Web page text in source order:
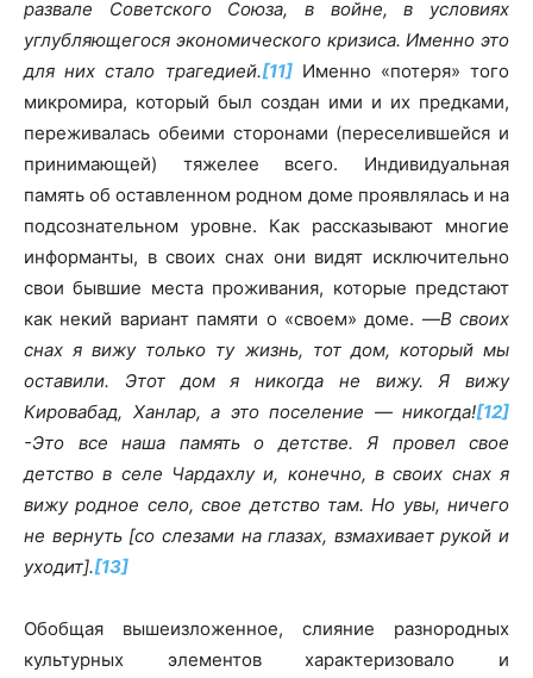
развале Советского Союза, в войне, в условиях
углубляющегося экономического кризиса. Именно это
для них стало трагедией.[11] Именно «потеря» того
микромира, который был создан ими и их предками,
переживалась обеими сторонами (переселившейся и
принимающей) тяжелее всего. Индивидуальная
память об оставленном родном доме проявлялась и на
подсознательном уровне. Как рассказывают многие
информанты, в своих снах они видят исключительно
свои бывшие места проживания, которые предстают
как некий вариант памяти о «своем» доме. —В своих
снах я вижу только ту жизнь, тот дом, который мы
оставили. Этот дом я никогда не вижу. Я вижу
Кировабад, Ханлар, а это поселение — никогда![12]
-Это все наша память о детстве. Я провел свое
детство в селе Чардахлу и, конечно, в своих снах я
вижу родное село, свое детство там. Но увы, ничего
не вернуть [со слезами на глазах, взмахивает рукой и
уходит].[13]
Обобщая вышеизложенное, слияние разнородных
культурных элементов характеризовало и